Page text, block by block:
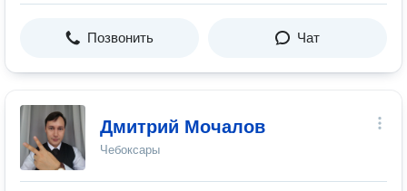
Позвонить Чат
Дмитрий Мочалов
Чебоксары